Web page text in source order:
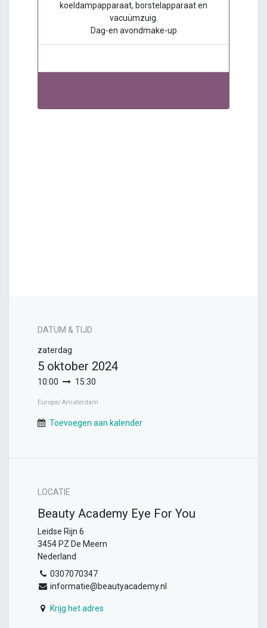
koeldampapparaat, borstelapparaat en
vacuümzuig.
Dag-en avondmake-up
DATUM & TIJD
zaterdag
5 oktober 2024
10:00 15:30
Europe/Amsterdam
Toevoegen aan kalender
LOCATIE
Beauty Academy Eye For You
Leidse Rijn 6
3454 PZ De Meern
Nederland
0307070347
informatie@beautyacademy.nl
Krijg het adres